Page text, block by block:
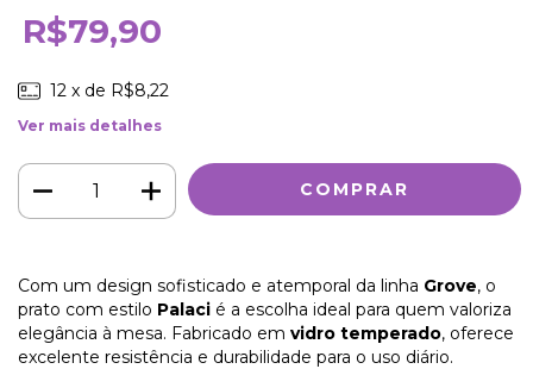
R$79,90
12 x de R$8,22
Ver mais detalhes
Com um design sofisticado e atemporal da linha Grove, o
prato com estilo Palaci é a escolha ideal para quem valoriza
elegância à mesa. Fabricado em vidro temperado, oferece
excelente resistência e durabilidade para o uso diário.